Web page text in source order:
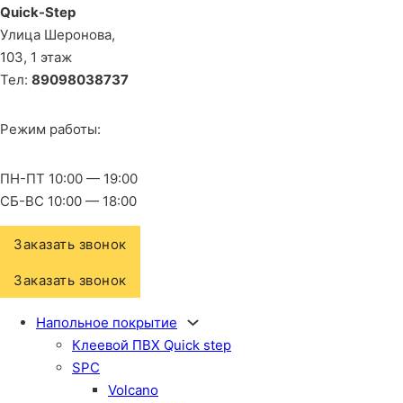
Quick-Step
​Улица Шеронова,
103, ​1 этаж
Тел: 89098038737
Режим работы:
ПН-ПТ 10:00 — 19:00
СБ-ВС 10:00 — 18:00
Заказать звонок
Заказать звонок
Напольное покрытие
Клеевой ПВХ Quick step
SPC
Volcano